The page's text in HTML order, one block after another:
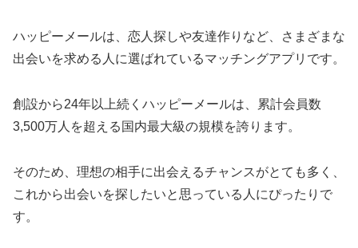
ハッピーメールは、恋人探しや友達作りなど、さまざまな
出会いを求める人に選ばれているマッチングアプリです。
創設から24年以上続くハッピーメールは、累計会員数
3,500万人を超える国内最大級の規模を誇ります。
そのため、理想の相手に出会えるチャンスがとても多く、
これから出会いを探したいと思っている人にぴったりで
す。